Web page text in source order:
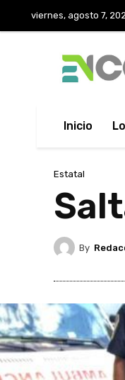
viernes, agosto 7,
Inicio
Estatal
By